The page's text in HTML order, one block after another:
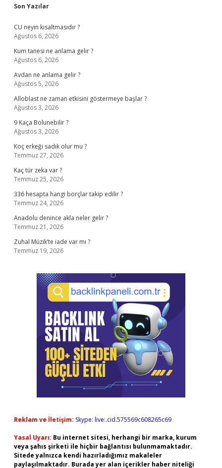
Sidebar
Son Yazılar
CU neyin kısaltmasıdır ?
Ağustos 6, 2026
Kum tanesi ne anlama gelir ?
Ağustos 6, 2026
Avdan ne anlama gelir ?
Ağustos 5, 2026
Alloblast ne zaman etkisini göstermeye başlar ?
Ağustos 3, 2026
9 Kaça Bolunebilir ?
Ağustos 3, 2026
Koç erkeği sadık olur mu ?
Temmuz 27, 2026
Kaç tür zeka var ?
Temmuz 25, 2026
336 hesapta hangi borçlar takip edilir ?
Temmuz 24, 2026
Anadolu denince akla neler gelir ?
Temmuz 21, 2026
Zuhal Müzik’te iade var mı ?
Temmuz 19, 2026
Reklam ve İletişim: Skype: live:.cid.575569c608265c69
Yasal Uyarı: Bu internet sitesi, herhangi bir marka, kurum
veya şahıs şirketi ile hiçbir bağlantısı bulunmamaktadır.
Sitede yalnızca kendi hazırladığımız makaleler
paylaşılmaktadır. Burada yer alan içerikler haber niteliği